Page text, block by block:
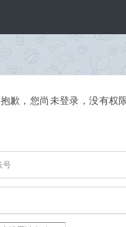
抱歉，您尚未登录，没有权